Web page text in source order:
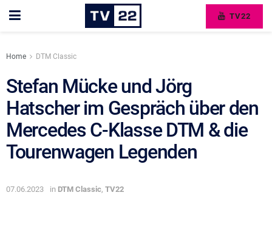
TV22
Home DTM Classic
Stefan Mücke und Jörg
Hatscher im Gespräch über den
Mercedes C-Klasse DTM & die
Tourenwagen Legenden
07.06.2023 in DTM Classic, TV22